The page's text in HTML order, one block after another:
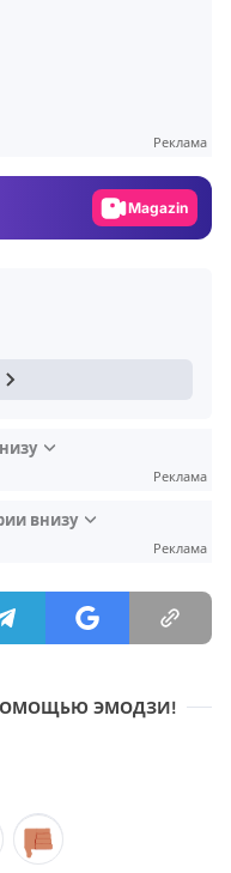
Реклама
Video
Реклама
внизу
Реклама
ЭМОДЗИ!